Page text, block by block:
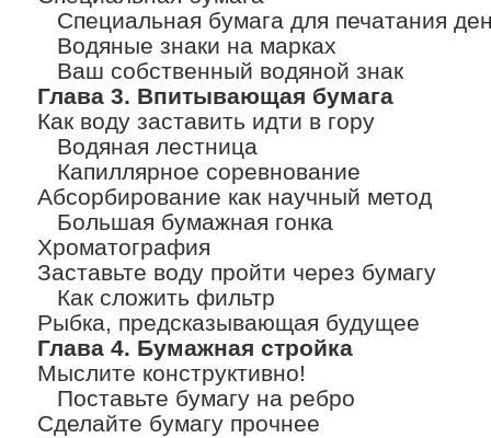
Специальная бумага для печатания
Водяные знаки на марках
Ваш собственный водяной знак
Глава 3. Впитывающая бумага
Как воду заставить идти в гору
Водяная лестница
Капиллярное соревнование
Абсорбирование как научный метод
Большая бумажная гонка
Хроматография
Заставьте воду пройти через бумагу
Как сложить фильтр
Рыбка, предсказывающая будущее
Глава 4. Бумажная стройка
Мыслите конструктивно!
Поставьте бумагу на ребро
Сделайте бумагу прочнее